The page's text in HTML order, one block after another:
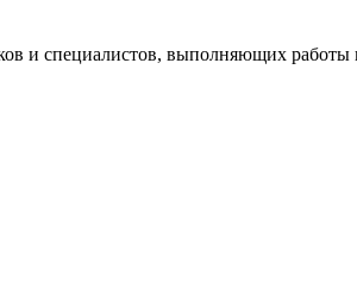
и специалистов, выполняющих